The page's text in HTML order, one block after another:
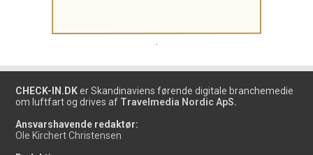
CHECK-IN.DK er Skandinaviens førende digitale branchemedie
om luftfart og drives af Travelmedia Nordic ApS.
Ansvarshavende redaktør:
Ole Kirchert Christensen